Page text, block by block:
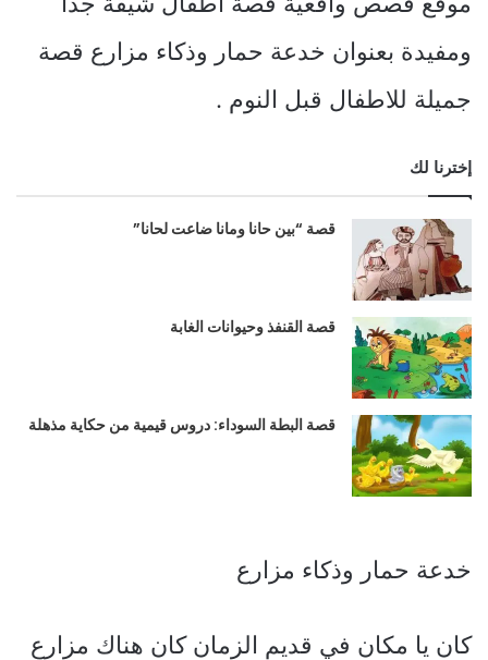
ومفيدة بعنوان خدعة حمار وذكاء مزارع قصة
جميلة للاطفال قبل النوم .
إخترنا لك
قصة “بين حانا ومانا ضاعت لحانا”
قصة القنفذ وحيوانات الغابة
قصة البطة السوداء: دروس قيمية من حكاية مذهلة
خدعة حمار وذكاء مزارع
كان يا مكان في قديم الزمان كان هناك مزارع